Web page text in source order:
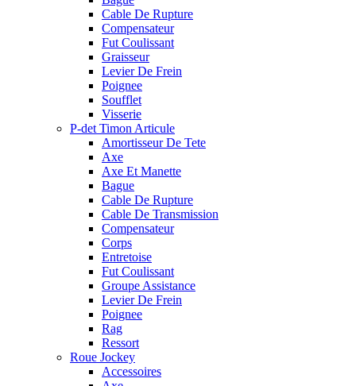
Cable De Rupture
Compensateur
Fut Coulissant
Graisseur
Levier De Frein
Poignee
Soufflet
Visserie
P-det Timon Articule
Amortisseur De Tete
Axe
Axe Et Manette
Bague
Cable De Rupture
Cable De Transmission
Compensateur
Corps
Entretoise
Fut Coulissant
Groupe Assistance
Levier De Frein
Poignee
Rag
Ressort
Roue Jockey
Accessoires